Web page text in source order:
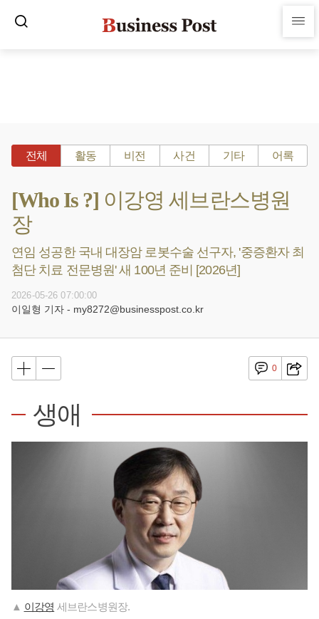
전체 활동 비전 사건 기타 어록
[Who Is ?] 이강영 세브란스병원
장
연임 성공한 국내 대장암 로봇수술 선구자, '중증환자 최
첨단 치료 전문병원' 새 100년 준비 [2026년]
2026-05-26 07:00:00
이일형 기자 - my8272@businesspost.co.kr
0
생애
▲ 이강영 세브란스병원장.